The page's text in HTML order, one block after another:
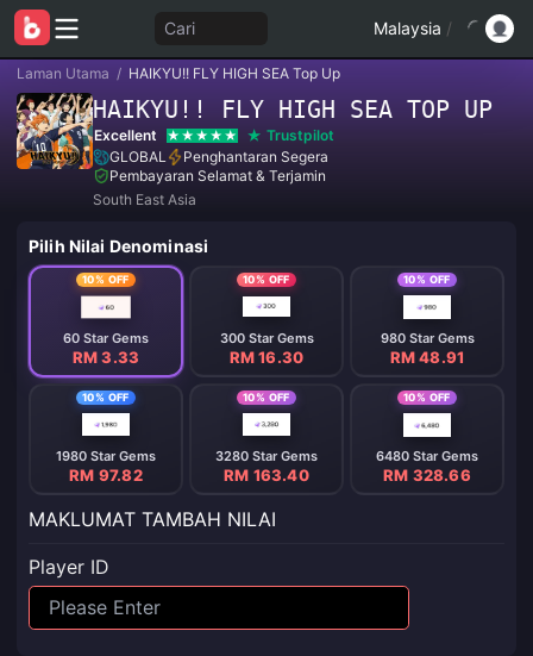
Cari Malaysia /
Laman Utama / HAIKYU!! FLY HIGH SEA Top Up
HAIKYU!! FLY HIGH SEA TOP UP
Excellent
Trustpilot
GLOBAL
Penghantaran Segera
Pembayaran Selamat & Terjamin
South East Asia
Pilih Nilai Denominasi
10% OFF
60 Star Gems
RM 3.33
10% OFF
300 Star Gems
RM 16.30
10% OFF
980 Star Gems
RM 48.91
10% OFF
1980 Star Gems
RM 97.82
10% OFF
3280 Star Gems
RM 163.40
10% OFF
6480 Star Gems
RM 328.66
MAKLUMAT TAMBAH NILAI
Player ID